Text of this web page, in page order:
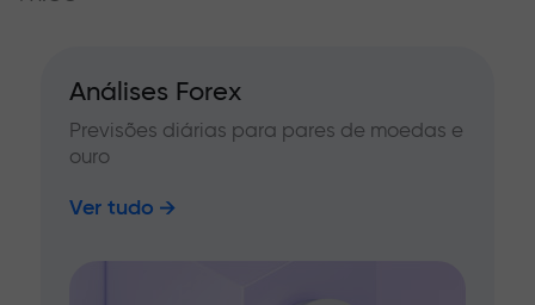
Análises Forex
Previsões diárias para pares de moedas e
ouro
Ver tudo